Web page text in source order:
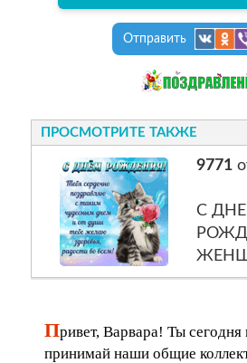
Отправить
ПРОСМОТРИТЕ ТАКЖЕ
9771
С
Привет, Варвара! Ты
принимай наши общие